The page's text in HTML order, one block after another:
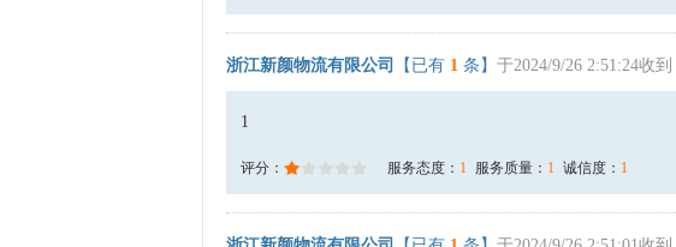
浙江新颜物流有限公司 【已有 1 条】 于2024/9/26 2:51:24收到
1
评分： 服务态度： 1 服务质量： 1 诚信度： 1